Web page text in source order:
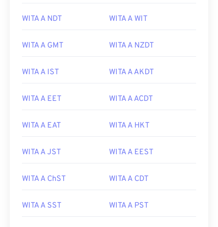
WITA A NDT WITA A WIT
WITA A GMT WITA A NZDT
WITA A IST WITA A AKDT
WITA A EET WITA A ACDT
WITA A EAT WITA A HKT
WITA A JST WITA A EEST
WITA A ChST WITA A CDT
WITA A SST WITA A PST